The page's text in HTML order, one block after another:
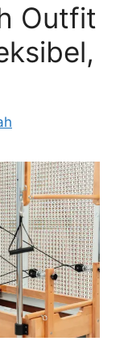
Outfit